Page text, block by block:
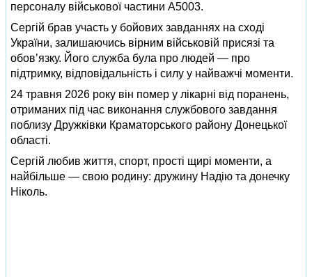
персоналу військової частини А5003.
Сергій брав участь у бойових завданнях на сході
України, залишаючись вірним військовій присязі та
обов’язку. Його служба була про людей — про
підтримку, відповідальність і силу у найважчі моменти.
24 травня 2026 року він помер у лікарні від поранень,
отриманих під час виконання службового завдання
поблизу Дружківки Краматорського району Донецької
області.
Сергій любив життя, спорт, прості щирі моменти, а
найбільше — свою родину: дружину Надію та донечку
Ніколь.